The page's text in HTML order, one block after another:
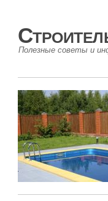
Полезные советы и